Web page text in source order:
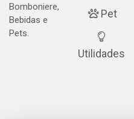
Bomboniere,
Bebidas e
Pets.
Pet
Utilidades